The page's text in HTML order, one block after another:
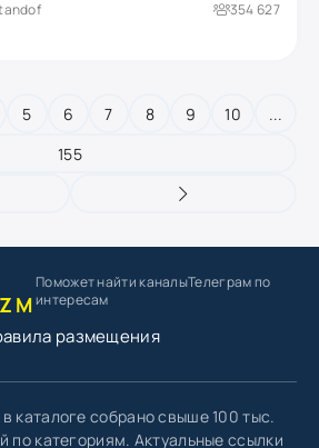
354 627
5 6 7 8 9 10
...
155
Поможет найти каналыТелеграм по
интересам
размещения
каталоге собрано свыше 100 тыс.
по категориям. Актуальные ссылки